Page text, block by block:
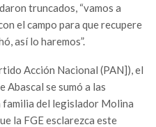
truncados, “vamos a
el campo para que recupere
así lo haremos”.
Acción Nacional (PAN]), el
Abascal se sumó a las
familia del legislador Molina
la FGE esclarezca este